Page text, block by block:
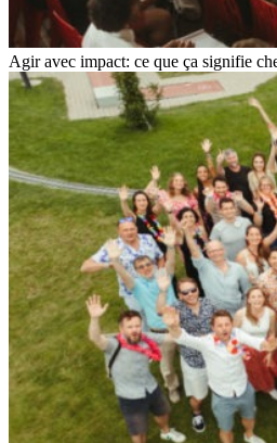
Agir avec impact: ce que ça signifie